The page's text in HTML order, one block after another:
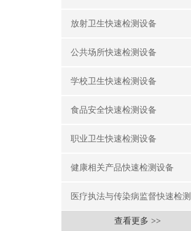
放射卫生快速检测设备
公共场所快速检测设备
学校卫生快速检测设备
食品安全快速检测设备
职业卫生快速检测设备
健康相关产品快速检测设备
查看更多 >>